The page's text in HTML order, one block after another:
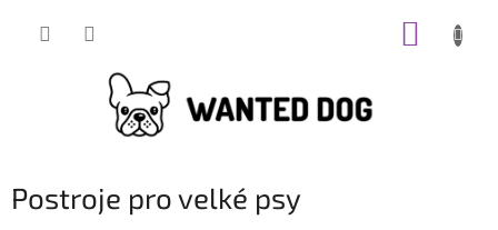
Postroje pro velké psy